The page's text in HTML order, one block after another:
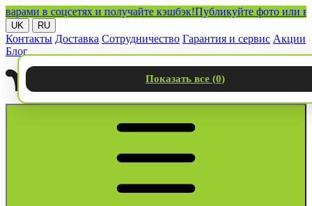
в соцсетях и получайте кэшбэк!Публикуйте фото или видео
UK RU
Контакты Доставка Сотрудничество Гарантия и сервис Акции
Блог
Показать все (0)